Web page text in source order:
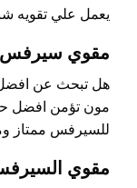
يعمل علي تقويه
مقوي
هل تبحث عن
مون تؤمن افضل
للسيرفس ممتاز
مقوي